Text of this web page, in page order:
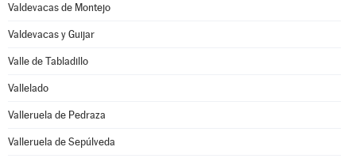
Valdevacas de Montejo
Valdevacas y Guijar
Valle de Tabladillo
Vallelado
Valleruela de Pedraza
Valleruela de Sepúlveda